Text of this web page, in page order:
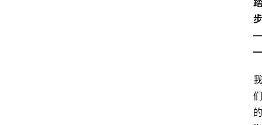
踏
步
—
—
我
们
的